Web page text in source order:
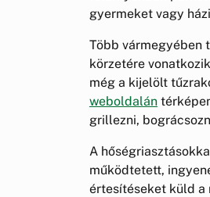
gyermeket vagy
Több vármegyében
körzetére
még a kijelölt
weboldalán
grillezni,
A
működtetett,
értesítéseket küld a